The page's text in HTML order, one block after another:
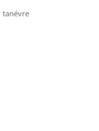
tanévre